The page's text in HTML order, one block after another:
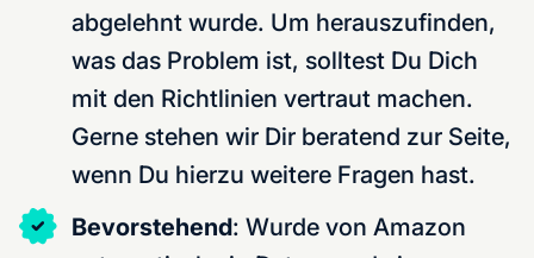
abgelehnt wurde. Um herauszufinden,
was das Problem ist, solltest Du Dich
mit den Richtlinien vertraut machen.
Gerne stehen wir Dir beratend zur Seite,
wenn Du hierzu weitere Fragen hast.
Bevorstehend: Wurde von Amazon